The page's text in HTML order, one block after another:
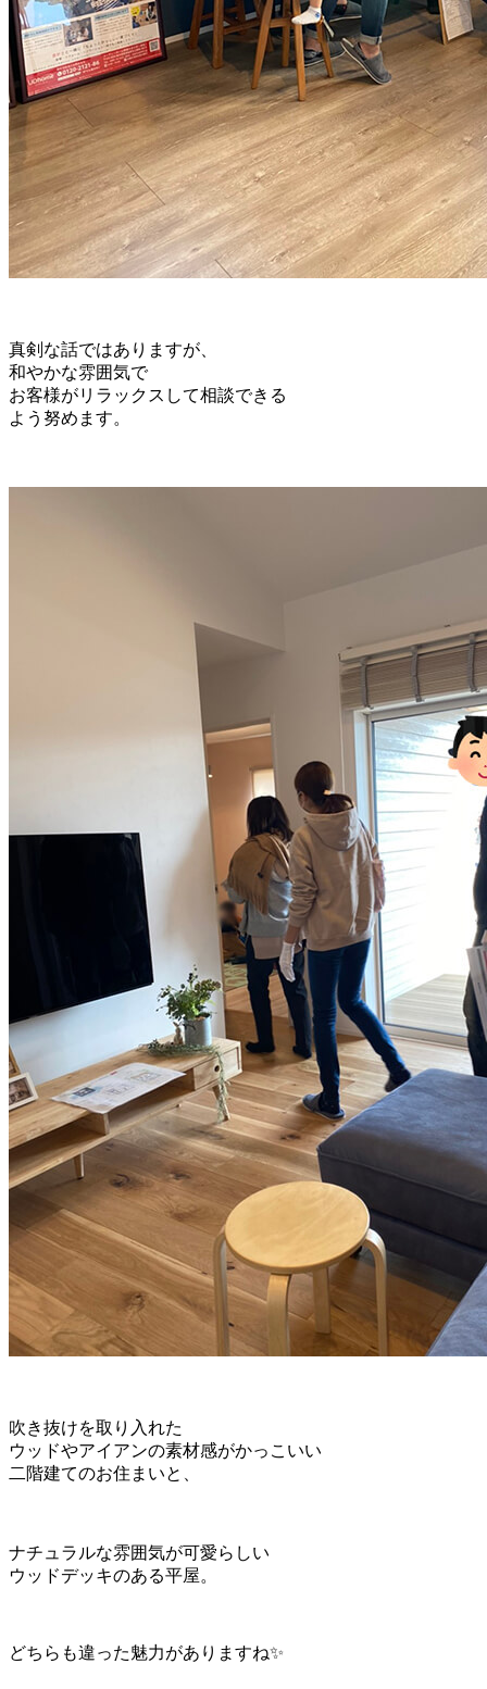
真剣な話ではありますが、
和やかな雰囲気で
お客様がリラックスして相談できる
よう努めます。
吹き抜けを取り入れた
ウッドやアイアンの素材感がかっこいい
二階建てのお住まいと、
ナチュラルな雰囲気が可愛らしい
ウッドデッキのある平屋。
どちらも違った魅力がありますね✨